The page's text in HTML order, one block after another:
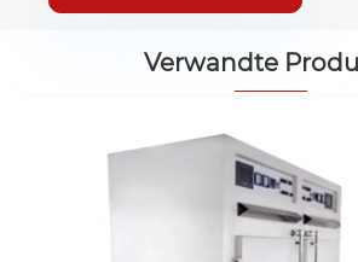
Verwandte
Großer Backofen
(H2200*B1800*T850mm)